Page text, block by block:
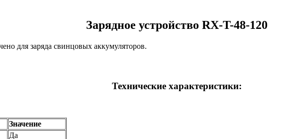
Зарядное устройство RX-T-48-120
для заряда свинцовых аккумуляторов.
Технические характеристики:
Значение
Да